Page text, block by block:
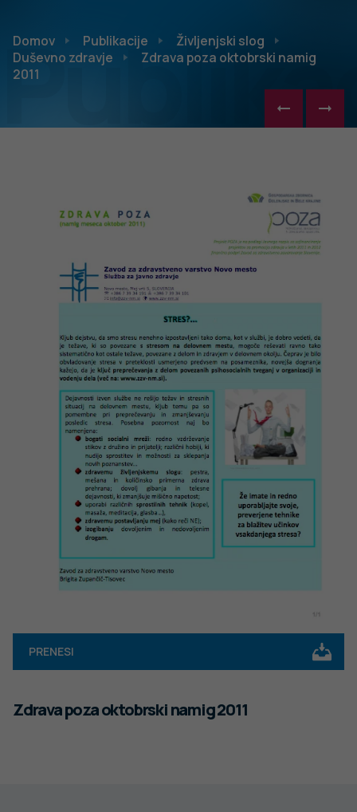
Domov Publikacije
Življenjski slog
Duševno zdravje
Zdrava poza oktobrski namig
2011
PRENESI
Zdrava poza oktobrski namig 2011